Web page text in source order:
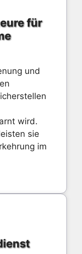
für
und
wird.
sie
im